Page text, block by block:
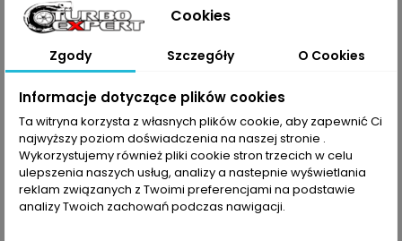
2.0
Multijet
Multijet
LANCIA :
Phedra
2.0 JTD
PEUGEOT
:
807 2.0
HDI
Expert II
DW10U
TED4 FAP
TED4 FAP
760220-
760220-
5004S
782053-1
782053-
5001
782053-
5001S
Cookies
Zgody Szczegóły O Cookies
Informacje dotyczące plików cookies
Ta witryna korzysta z własnych plików cookie, aby zapewnić Ci
najwyższy poziom doświadczenia na naszej stronie .
Wykorzystujemy również pliki cookie stron trzecich w celu
ulepszenia naszych usług, analizy a nastepnie wyświetlania
reklam związanych z Twoimi preferencjami na podstawie
analizy Twoich zachowań podczas nawigacji.